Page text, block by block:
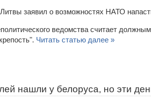
ведомства считает
Читать статью далее »
нашли у белоруса, но эти